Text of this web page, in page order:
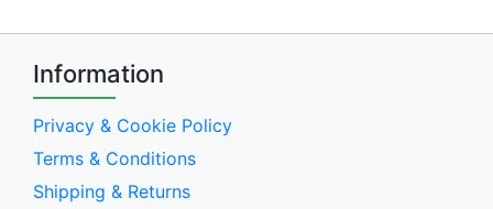
Information
Privacy & Cookie Policy
Terms & Conditions
Shipping & Returns